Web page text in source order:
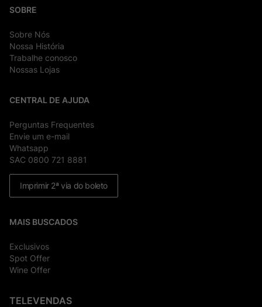
SOBRE
Sobre Nós
Nossa História
Trabalhe conosco
Nossas Lojas
CENTRAL DE AJUDA
Perguntas Frequentes
Envie um e-mail
Whatsapp
SAC 0800 721 8881
Imprimir 2ª via do boleto
MAIS BUSCADOS
Exclusivos
Spot Offer
Wine Offer
TELEVENDAS